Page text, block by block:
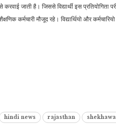
करवाई जाती है। जिससे विद्यार्थी इस
कर्मचारी मौजूद रहे। विद्यार्थियो और कर्मचारियो
hindi news rajasthan